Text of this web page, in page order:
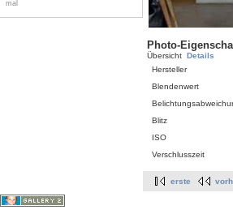
mal
Photo-
Übersicht Details
Hersteller
Blendenwert
Blitz
ISO
Verschlusszeit
erste